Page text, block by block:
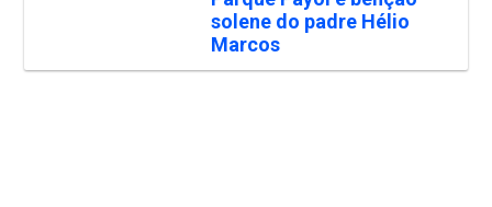
solene do padre Hélio
Marcos